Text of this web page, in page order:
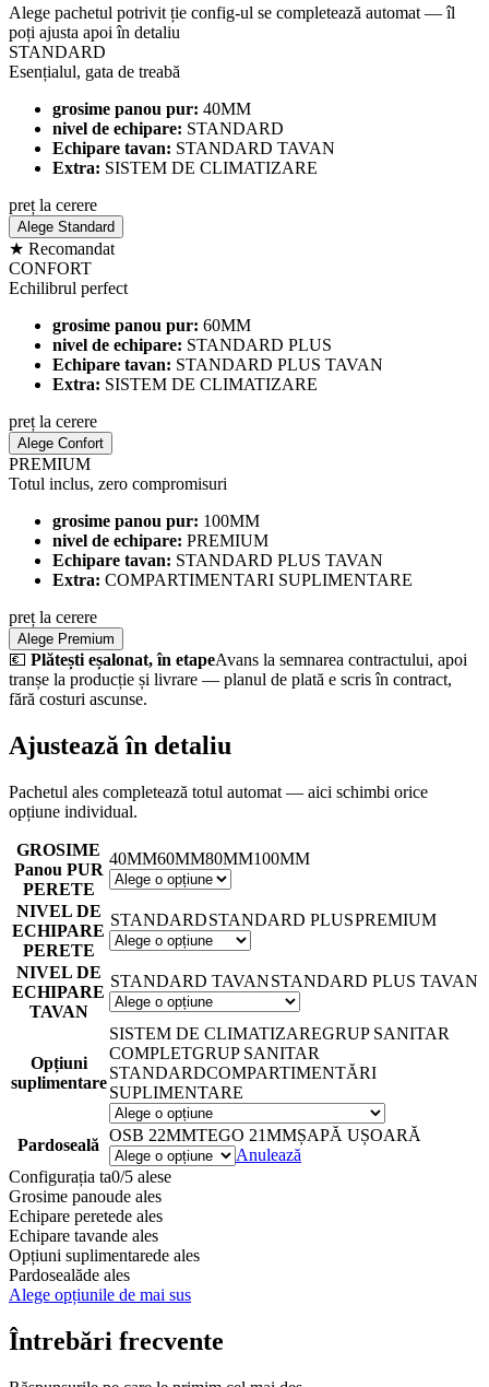
Alege pachetul potrivit ție config-ul se completează automat — îl
poți ajusta apoi în detaliu
STANDARD
Esențialul, gata de treabă
grosime panou pur: 40MM
nivel de echipare: STANDARD
Echipare tavan: STANDARD TAVAN
Extra: SISTEM DE CLIMATIZARE
preț la cerere
Alege Standard
★ Recomandat
CONFORT
Echilibrul perfect
grosime panou pur: 60MM
nivel de echipare: STANDARD PLUS
Echipare tavan: STANDARD PLUS TAVAN
Extra: SISTEM DE CLIMATIZARE
preț la cerere
Alege Confort
PREMIUM
Totul inclus, zero compromisuri
grosime panou pur: 100MM
nivel de echipare: PREMIUM
Echipare tavan: STANDARD PLUS TAVAN
Extra: COMPARTIMENTARI SUPLIMENTARE
preț la cerere
Alege Premium
💶 Plătești eșalonat, în etapeAvans la semnarea contractului, apoi
tranșe la producție și livrare — planul de plată e scris în contract,
fără costuri ascunse.
Ajustează în detaliu
Pachetul ales completează totul automat — aici schimbi orice
opțiune individual.
GROSIME
Panou PUR
PERETE
40MM60MM80MM100MM
NIVEL DE
ECHIPARE
PERETE
STANDARDSTANDARD PLUSPREMIUM
NIVEL DE
ECHIPARE
TAVAN
STANDARD TAVANSTANDARD PLUS TAVAN
Opțiuni
suplimentare
SISTEM DE CLIMATIZAREGRUP SANITAR
COMPLETGRUP SANITAR
STANDARDCOMPARTIMENTĂRI
SUPLIMENTARE
Pardoseală
OSB 22MMTEGO 21MMȘAPĂ UȘOARĂ
Anulează
Configurația ta0/5 alese
Grosime panoude ales
Echipare peretede ales
Echipare tavande ales
Opțiuni suplimentarede ales
Pardosealăde ales
Alege opțiunile de mai sus
Întrebări frecvente